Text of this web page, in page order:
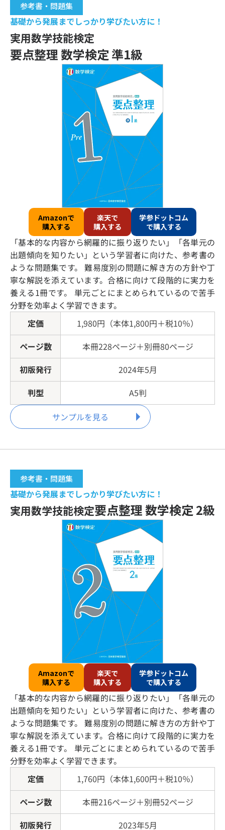
参考書・問題集
基礎から発展までしっかり学びたい方に！
実用数学技能検定
要点整理 数学検定 準1級
Amazonで
購入する
楽天で
購入する
学参ドットコム
で購入する
「基本的な内容から網羅的に振り返りたい」「各単元の
出題傾向を知りたい」という学習者に向けた、参考書の
ような問題集です。 難易度別の問題に解き方の方針や丁
寧な解説を添えています。合格に向けて段階的に実力を
養える1冊です。 単元ごとにまとめられているので苦手
分野を効率よく学習できます。
定価
1,980円（本体1,800円＋税10％）
ページ数
本冊228ページ＋別冊80ページ
初版発行
2024年5月
判型
A5判
サンプルを見る
参考書・問題集
基礎から発展までしっかり学びたい方に！
実用数学技能検定要点整理 数学検定 2級
Amazonで
購入する
楽天で
購入する
学参ドットコム
で購入する
「基本的な内容から網羅的に振り返りたい」「各単元の
出題傾向を知りたい」という学習者に向けた、参考書の
ような問題集です。 難易度別の問題に解き方の方針や丁
寧な解説を添えています。合格に向けて段階的に実力を
養える1冊です。 単元ごとにまとめられているので苦手
分野を効率よく学習できます。
定価
1,760円（本体1,600円＋税10％）
ページ数
本冊216ページ＋別冊52ページ
初版発行
2023年5月